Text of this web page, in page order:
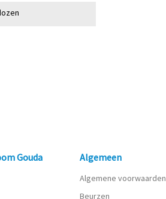
Gouda Algemeen
Algemene voorwaarden
Beurzen